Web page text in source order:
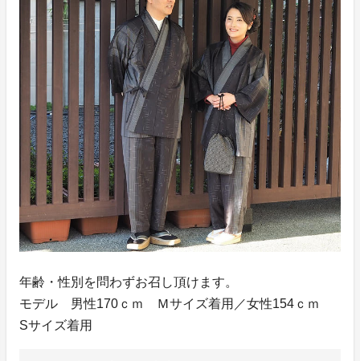
年齢・性別を問わずお召し頂けます。
モデル 男性170ｃｍ Ｍサイズ着用／女性154ｃｍ
Sサイズ着用